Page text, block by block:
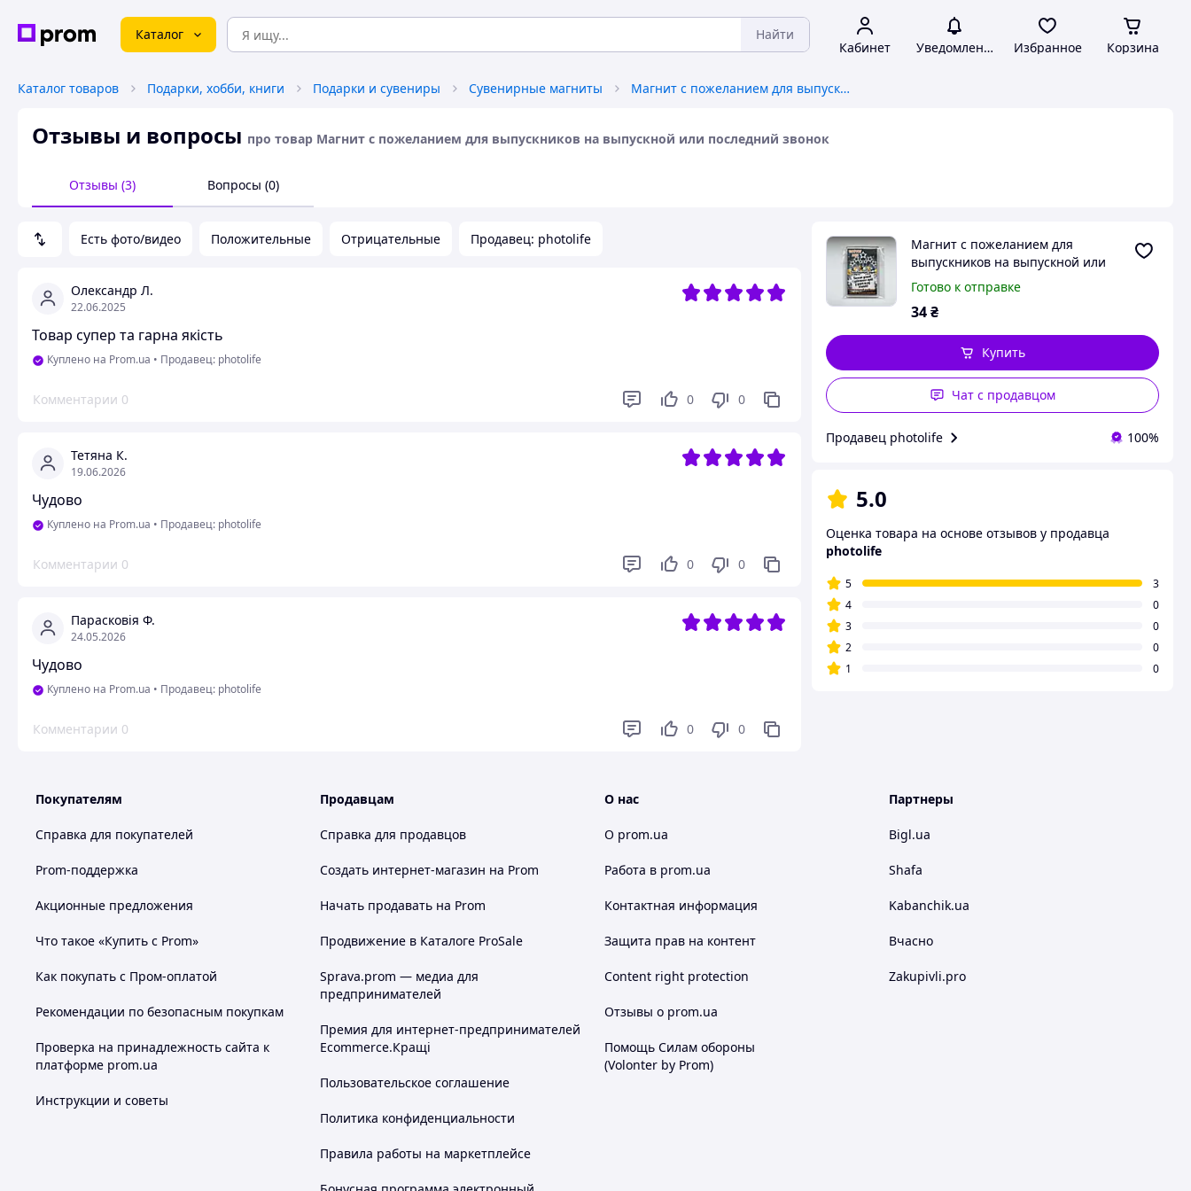
Каталог Найти
Кабинет Уведомления Избранное Корзина
Каталог товаров Подарки, хобби, книги Подарки и сувениры Сувенирные магниты Магнит с пожеланием для выпускников на выпускной или последний звонок
Отзывы и вопросы про товар Магнит с пожеланием для выпускников на выпускной или последний звонок
Отзывы (3) Вопросы (0)
Есть фото/видео Положительные Отрицательные Продавец: photolife
Олександр Л.
22.06.2025
Товар супер та гарна якість
Куплено на Prom.ua • Продавец: photolife
Комментарии 0 0 0
Тетяна К.
19.06.2026
Чудово
Куплено на Prom.ua • Продавец: photolife
Комментарии 0 0 0
Парасковія Ф.
24.05.2026
Чудово
Куплено на Prom.ua • Продавец: photolife
Комментарии 0 0 0
Магнит с пожеланием для
выпускников на выпускной или
последний звонок
Готово к отправке
34₴
Купить
Чат с продавцом
Продавец photolife 100%
5.0
Оценка товара на основе отзывов у продавца
photolife
5
3
4
0
3
0
2
0
1
0
Покупателям
Справка для покупателей
Prom-поддержка
Акционные предложения
Что такое «Купить с Prom»
Как покупать с Пром-оплатой
Рекомендации по безопасным покупкам
Проверка на принадлежность сайта к
платформе prom.ua
Инструкции и советы
Продавцам
Справка для продавцов
Создать интернет-магазин на Prom
Начать продавать на Prom
Продвижение в Каталоге ProSale
Sprava.prom — медиа для
предпринимателей
Премия для интернет-предпринимателей
Ecommerce.Кращі
Пользовательское соглашение
Политика конфиденциальности
Правила работы на маркетплейсе
О нас
О prom.ua
Работа в prom.ua
Контактная информация
Защита прав на контент
Content right protection
Отзывы о prom.ua
Помощь Силам обороны
(Volonter by Prom)
Партнеры
Bigl.ua
Shafa
Kabanchik.ua
Вчасно
Zakupivli.pro